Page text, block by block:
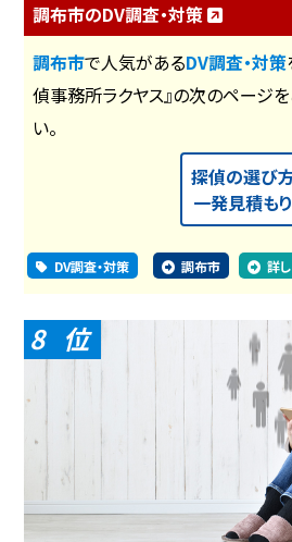
調布市のDV調査・対策
調布市で人気があるDV調査・対策
偵事務所ラクヤス』の次のページ
い。
探偵の選び
一発見積もり
DV調査・対策 調布市 詳
8